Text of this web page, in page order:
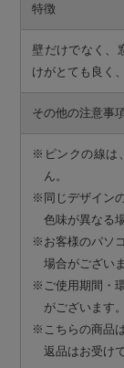
特徴
壁だけでなく、
けがとても良く
その他の注意事
※ピンクの線は
ん。
※同じデザイン
色味が異なる
※お客様のパソ
場合がござい
※ご使用期間・
がございます。
※こちらの商品
返品はお受け